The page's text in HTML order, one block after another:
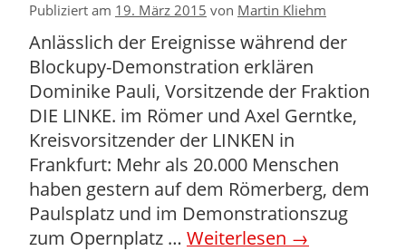
Publiziert am 19. März 2015 von Martin Kliehm
Anlässlich der Ereignisse während der
Blockupy-Demonstration erklären
Dominike Pauli, Vorsitzende der Fraktion
DIE LINKE. im Römer und Axel Gerntke,
Kreisvorsitzender der LINKEN in
Frankfurt: Mehr als 20.000 Menschen
haben gestern auf dem Römerberg, dem
Paulsplatz und im Demonstrationszug
zum Opernplatz … Weiterlesen →